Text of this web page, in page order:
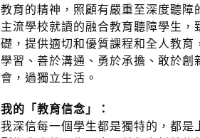
教育的精神，照顧有嚴重至深度聽障
主流學校就讀的融合教育聽障學生，
礎，提供適切和優質課程和全人教育
學習、善於溝通、勇於承擔、敢於創
會，過獨立生活。
我的「教育信念」：
我深信每一個學生都是獨特的，都